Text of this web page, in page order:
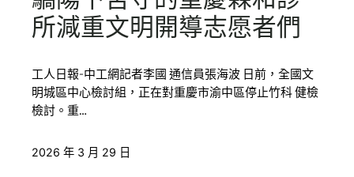
所減重文明開導志愿者們
工人日報-中工網記者李國 通信員張海波 日前，全國文
明城區中心檢討組，正在對重慶市渝中區停止竹科 健檢
檢討。重…
2026 年 3 月 29 日